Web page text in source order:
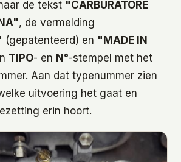
de tekst "CARBURATORE
, de vermelding
(gepatenteerd) en "MADE IN
TIPO- en N°-stempel met het
Aan dat typenummer zien
uitvoering het gaat en
erin hoort.